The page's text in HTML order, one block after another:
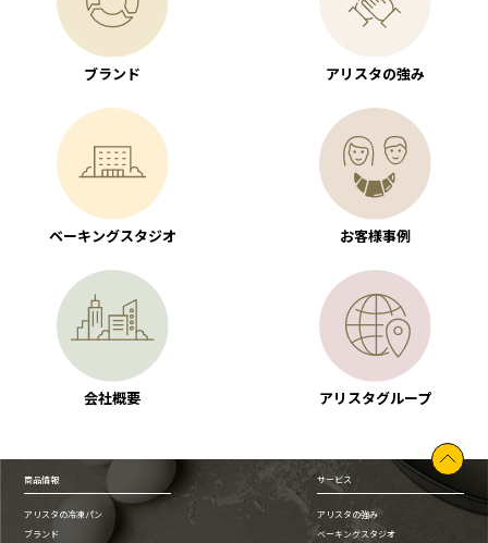
ブランド アリスタの強み
ベーキングスタジオ お客様事例
会社概要 アリスタグループ
商品情報
アリスタの冷凍パン
ブランド
サービス
アリスタの強み
ベーキングスタジオ